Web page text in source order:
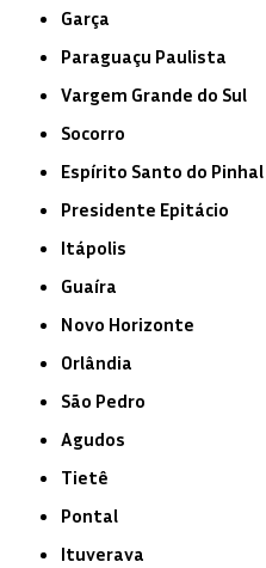
Garça
Paraguaçu Paulista
Vargem Grande do Sul
Socorro
Espírito Santo do Pinhal
Presidente Epitácio
Itápolis
Guaíra
Novo Horizonte
Orlândia
São Pedro
Agudos
Tietê
Pontal
Ituverava